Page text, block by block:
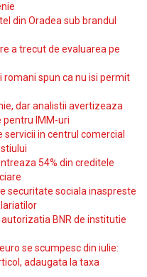
din Oradea sub brandul
a trecut de evaluarea pe
spun ca nu isi permit
dar analistii avertizeaza
pentru IMM-uri
servicii in centrul comercial
54% din creditele
securitate sociala inaspreste
BNR de institutie
se scumpesc din iulie:
adaugata la taxa